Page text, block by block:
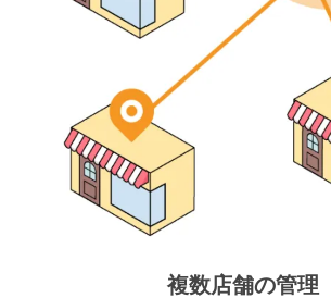
複数店舗の管理